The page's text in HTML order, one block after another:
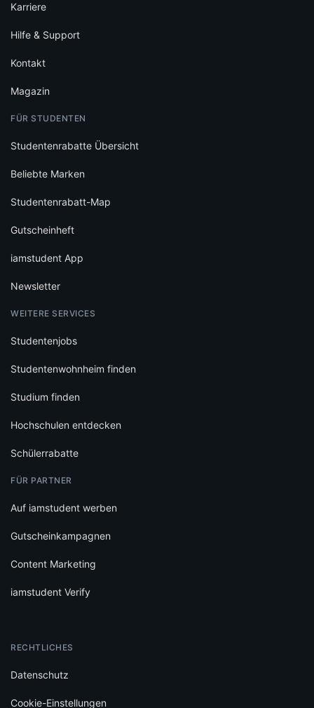
Karriere
Hilfe & Support
Kontakt
Magazin
FÜR STUDENTEN
Studentenrabatte Übersicht
Beliebte Marken
Studentenrabatt-Map
Gutscheinheft
iamstudent App
Newsletter
WEITERE SERVICES
Studentenjobs
Studentenwohnheim finden
Studium finden
Hochschulen entdecken
Schülerrabatte
FÜR PARTNER
Auf iamstudent werben
Gutscheinkampagnen
Content Marketing
iamstudent Verify
RECHTLICHES
Datenschutz
Cookie-Einstellungen